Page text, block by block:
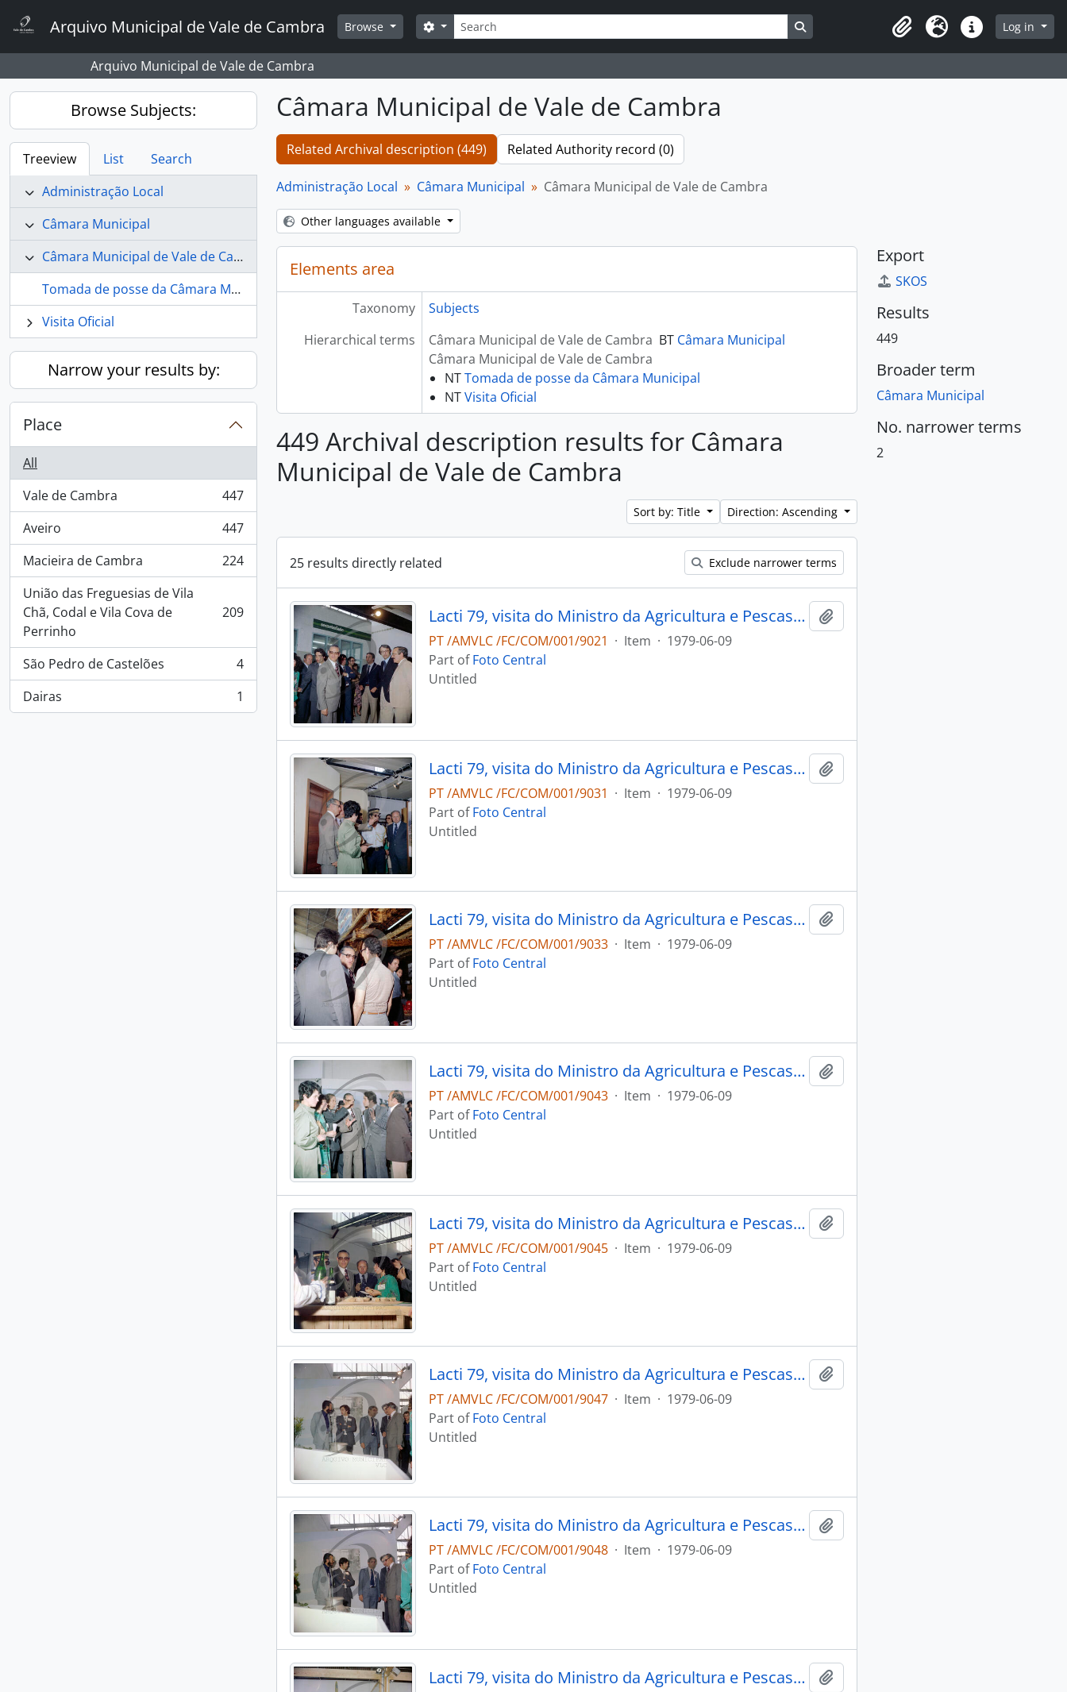
Arquivo Municipal de Vale de Cambra Browse Search
Search options Search in browse page
ClipboardLanguageQuick linksLog in
Arquivo Municipal de Vale de Cambra
Browse Subjects:
Treeview List
Search
Administração Local
Câmara Municipal
Câmara Municipal de Vale de Cambra
Tomada de posse da Câmara Municipal
Visita Oficial
Narrow your results by:
Place
All
Vale de Cambra
, 447 results
447
Aveiro
, 447 results
447
Macieira de Cambra
, 224 results
224
União das Freguesias de Vila
Chã, Codal e Vila Cova de
Perrinho
, 209 results 209
São Pedro de Castelões
, 4 results
4
Dairas
, 1 results 1
Câmara Municipal de Vale de Cambra
Related Archival description (449) Related Authority record (0)
Administração Local Câmara Municipal Câmara Municipal de Vale de Cambra
Other languages available
Elements area
Taxonomy
Subjects
Hierarchical terms
Câmara Municipal de Vale de Cambra BT Câmara Municipal
Câmara Municipal de Vale de Cambra
NTTomada de posse da Câmara Municipal
NTVisita Oficial
449 Archival description results for Câmara
Municipal de Vale de Cambra
Sort by: Title Direction: Ascending
25 results directly related Exclude narrower terms
Lacti 79, visita do Ministro da Agricultura e Pescas e do Governador Civil de Aveiro
PT /AMVLC /FC/COM/001/9021 · Item · 1979-06-09
Part ofFoto Central
Untitled
Lacti 79, visita do Ministro da Agricultura e Pescas e do Governador Civil de Aveiro
PT /AMVLC /FC/COM/001/9031 · Item · 1979-06-09
Part ofFoto Central
Untitled
Lacti 79, visita do Ministro da Agricultura e Pescas e do Governador Civil de Aveiro
PT /AMVLC /FC/COM/001/9033 · Item · 1979-06-09
Part ofFoto Central
Untitled
Lacti 79, visita do Ministro da Agricultura e Pescas e do Governador Civil de Aveiro
PT /AMVLC /FC/COM/001/9043 · Item · 1979-06-09
Part ofFoto Central
Untitled
Lacti 79, visita do Ministro da Agricultura e Pescas e do Governador Civil de Aveiro
PT /AMVLC /FC/COM/001/9045 · Item · 1979-06-09
Part ofFoto Central
Untitled
Lacti 79, visita do Ministro da Agricultura e Pescas e do Governador Civil de Aveiro
PT /AMVLC /FC/COM/001/9047 · Item · 1979-06-09
Part ofFoto Central
Untitled
Lacti 79, visita do Ministro da Agricultura e Pescas e do Governador Civil de Aveiro
PT /AMVLC /FC/COM/001/9048 · Item · 1979-06-09
Part ofFoto Central
Untitled
Lacti 79, visita do Ministro da Agricultura e Pescas e do Governador Civil de Aveiro
Export
SKOS
Results
449
Broader term
Câmara Municipal
No. narrower terms
2